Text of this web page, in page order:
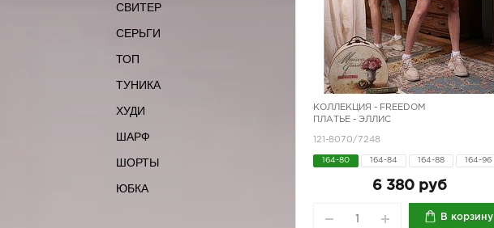
СВИТЕР
СЕРЬГИ
ТОП
ТУНИКА
ХУДИ
ШАРФ
ШОРТЫ
ЮБКА
КОЛЛЕКЦИЯ - FREEDOM
ПЛАТЬЕ - ЭЛЛИС
121-8070/7248
164-80 164-84 164-88 164-96
6 380 руб
В корзину